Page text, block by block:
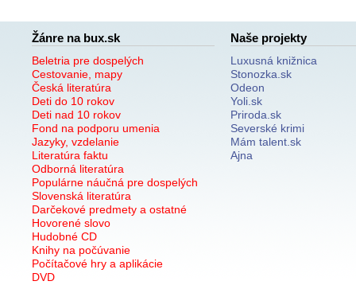
Žánre na bux.sk
Beletria pre dospelých
Cestovanie, mapy
Česká literatúra
Deti do 10 rokov
Deti nad 10 rokov
Fond na podporu umenia
Jazyky, vzdelanie
Literatúra faktu
Odborná literatúra
Populárne náučná pre dospelých
Slovenská literatúra
Darčekové predmety a ostatné
Hovorené slovo
Hudobné CD
Knihy na počúvanie
Počítačové hry a aplikácie
DVD
Naše projekty
Luxusná knižnica
Stonozka.sk
Odeon
Yoli.sk
Priroda.sk
Severské krimi
Mám talent.sk
Ajna